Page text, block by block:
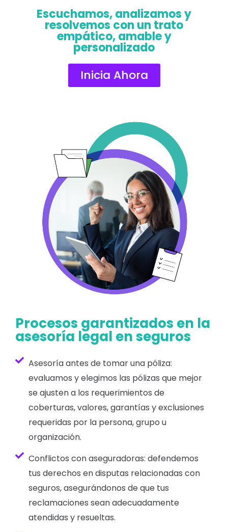
Escuchamos, analizamos y
resolvemos con un trato
empático, amable y
personalizado
Inicia Ahora
Procesos garantizados en la
asesoría legal en seguros
Asesoría antes de tomar una póliza:
evaluamos y elegimos las pólizas que mejor
se ajusten a los requerimientos de
coberturas, valores, garantías y exclusiones
requeridas por la persona, grupo u
organización.
Conflictos con aseguradoras: defendemos
tus derechos en disputas relacionadas con
seguros, asegurándonos de que tus
reclamaciones sean adecuadamente
atendidas y resueltas.